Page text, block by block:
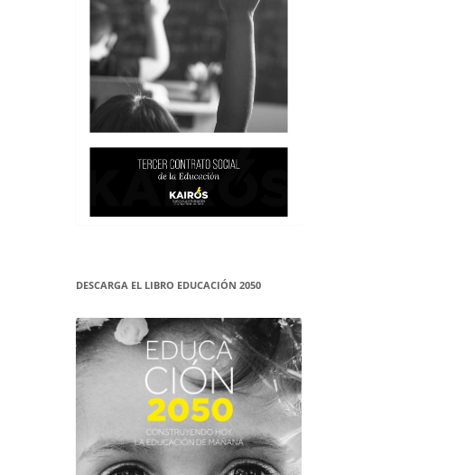
DESCARGA EL LIBRO EDUCACIÓN 2050